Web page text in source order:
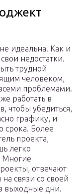
идеальна. Как и
недостатки.
трудной
человеком,
проблемами.
работать в
чтобы убедиться,
графику, и
срока. Более
проекта,
легко
Многие
отвечают
связи со своей
выходные дни.